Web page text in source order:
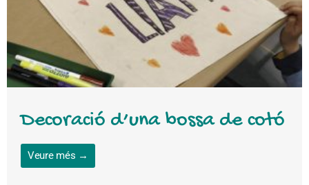
Decoració d’una bossa de cotó
Veure més →